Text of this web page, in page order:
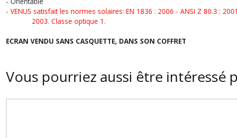
- VENUS satisfait les normes solaires: EN 1836 : 2006 - ANSI Z 80.3 :
2003. Classe optique 1.
ECRAN VENDU SANS CASQUETTE, DANS SON COFFRET
Vous pourriez aussi être intéressé